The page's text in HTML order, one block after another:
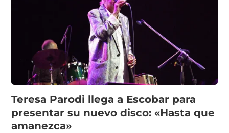
Teresa Parodi llega a Escobar para
presentar su nuevo disco: «Hasta que
amanezca»